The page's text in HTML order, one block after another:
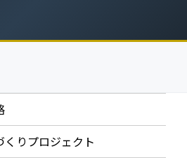
くりプロジェクト